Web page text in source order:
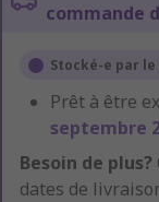
commande
Stocké-e par
Prêt à être
septembre
Besoin de plus?
dates de